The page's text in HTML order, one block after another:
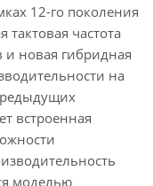
12-го поколения
частота
и новая гибридная
на
встроенная
моделью